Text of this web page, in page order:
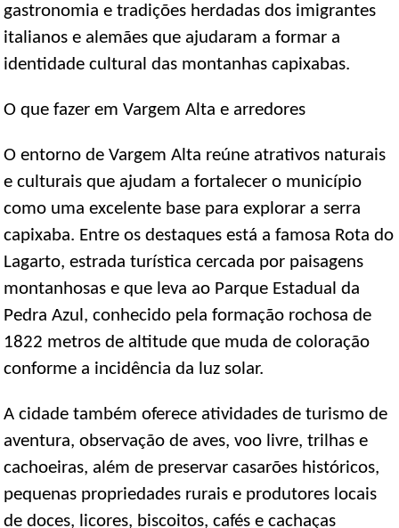
gastronomia e tradições herdadas dos imigrantes
italianos e alemães que ajudaram a formar a
identidade cultural das montanhas capixabas.
O que fazer em Vargem Alta e arredores
O entorno de Vargem Alta reúne atrativos naturais
e culturais que ajudam a fortalecer o município
como uma excelente base para explorar a serra
capixaba. Entre os destaques está a famosa Rota do
Lagarto, estrada turística cercada por paisagens
montanhosas e que leva ao Parque Estadual da
Pedra Azul, conhecido pela formação rochosa de
1822 metros de altitude que muda de coloração
conforme a incidência da luz solar.
A cidade também oferece atividades de turismo de
aventura, observação de aves, voo livre, trilhas e
cachoeiras, além de preservar casarões históricos,
pequenas propriedades rurais e produtores locais
de doces, licores, biscoitos, cafés e cachaças